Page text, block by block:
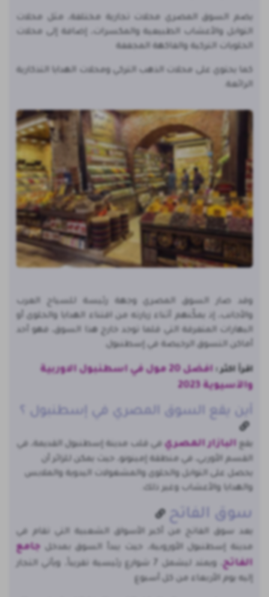
يضم السوق المصري محلات تجارية مختلفة، مثل محلات
التوابل والأعشاب الطبيعية والمكسرات، إضافة إلى محلات
الحلويات التركية والفاكهة المجففة
كما يحتوي على محلات الذهب التركي ومحلات الهدايا التذكارية
الرائعة.
وقد صار السوق المصري وجهة رئيسة للسياح العرب
والأجانب، إذ يمكّنهم أثناء زيارته من اقتناء الهدايا والحلوى أو
البهارات المتفرقة التي قلما توجد خارج هذا السوق، فهو أحد
أماكن التسوق الرخيصة في إسطنبول.
اقرأ اكثر :
افضل 20 مول في اسطنبول الاوربية
والآسيوية 2023
أين يقع السوق المصري في إسطنبول ؟
يقع البازار المصري في قلب مدينة إسطنبول القديمة، في
القسم الأوربي، في منطقة إمينونو، حيث يمكن للزائر أن
يحصل على التوابل والحلوى والمشغولات اليدوية والملابس
والهدايا والأعشاب وغير ذلك.
سوق الفاتح
يعد سوق الفاتح من أكبر الأسواق الشعبية التي تقام في
مدينة إسطنبول الأوروبية، حيث يبدأ السوق بمدخل جامع
الفاتح
، ويمتد ليشمل 7 شوارع رئيسية تقريباً، ويأتي التجار
إليه يوم الأربعاء من كل أسبوع